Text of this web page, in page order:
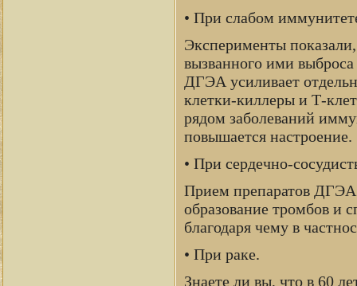
• При слабом
Эксперименты
вызванного ими
ДГЭА усиливает
клетки-киллеры и Т-
рядом заболеваний
повышается настроение.
• При сердечно-
Прием препаратов ДГЭА
образование тромбов и
благодаря чему в
• При раке.
Знаете ли вы, что в 60